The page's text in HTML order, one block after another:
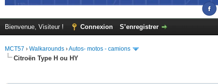
Bienvenue, Visiteur ! Connexion S’enregistrer
MCT57 › Walkarounds ›Autos- motos - camions
Citroën Type H ou HY